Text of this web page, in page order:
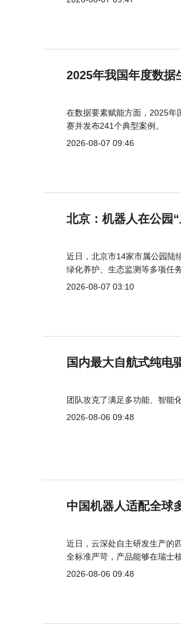
2025年我国年度数据
在数据要素赋能方面，2025年
赛并发布241个典型案例。
2026-08-07 09:46
北京：机器人在公园
近日，北京市14家市属公园陆
绿化养护、生态监测等多项任
2026-08-07 03:10
国内最大自航式纯电
团队攻克了满足多功能、智能
2026-08-06 09:48
中国机器人适配全球
近日，云深处自主研发生产的
全标准严苛，产品能够在瑞士
2026-08-06 09:48